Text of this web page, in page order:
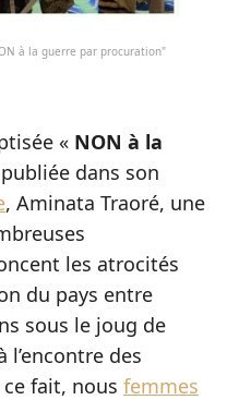
à la guerre par procuration"
« NON à la
dans son
, Aminata Traoré, une
les atrocités
du pays entre
sous le joug de
des
fait, nous femmes